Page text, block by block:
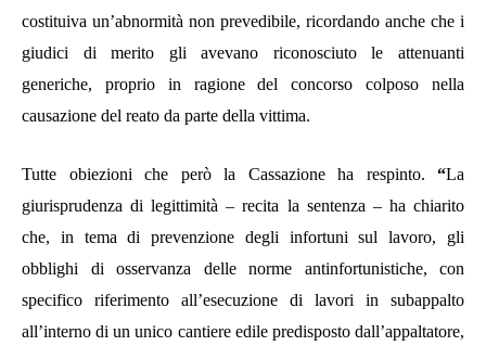
costituiva un’abnormità non prevedibile, ricordando anche che i
giudici di merito gli avevano riconosciuto le attenuanti
generiche, proprio in ragione del concorso colposo nella
causazione del reato da parte della vittima.
Tutte obiezioni che però la Cassazione ha respinto. “La
giurisprudenza di legittimità– recita la sentenza – ha chiarito
che, in tema di prevenzione degli infortuni sul lavoro, gli
obblighi di osservanza delle norme antinfortunistiche, con
specifico riferimento all’esecuzione di lavori in subappalto
all’interno di un unico cantiere edile predisposto dall’appaltatore,